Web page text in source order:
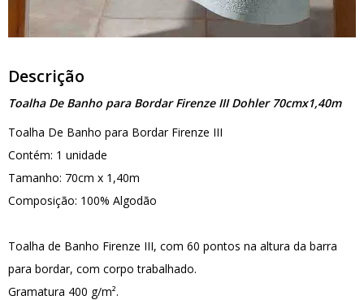
Descrição
Toalha De Banho para Bordar Firenze III Dohler 70cmx1,40m
Toalha De Banho para Bordar Firenze III
Contém: 1 unidade
Tamanho: 70cm x 1,40m
Composição: 100% Algodão
Toalha de Banho Firenze III, com 60 pontos na altura da barra
para bordar, com corpo trabalhado.
Gramatura 400 g/m².